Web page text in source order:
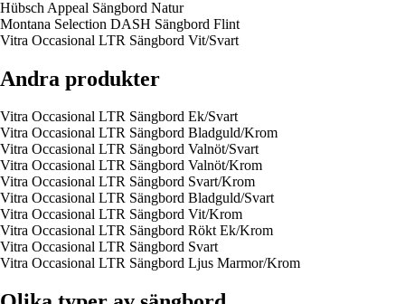
Hübsch Appeal Sängbord Natur
Montana Selection DASH Sängbord Flint
Vitra Occasional LTR Sängbord Vit/Svart
Andra produkter
Vitra Occasional LTR Sängbord Ek/Svart
Vitra Occasional LTR Sängbord Bladguld/Krom
Vitra Occasional LTR Sängbord Valnöt/Svart
Vitra Occasional LTR Sängbord Valnöt/Krom
Vitra Occasional LTR Sängbord Svart/Krom
Vitra Occasional LTR Sängbord Bladguld/Svart
Vitra Occasional LTR Sängbord Vit/Krom
Vitra Occasional LTR Sängbord Rökt Ek/Krom
Vitra Occasional LTR Sängbord Svart
Vitra Occasional LTR Sängbord Ljus Marmor/Krom